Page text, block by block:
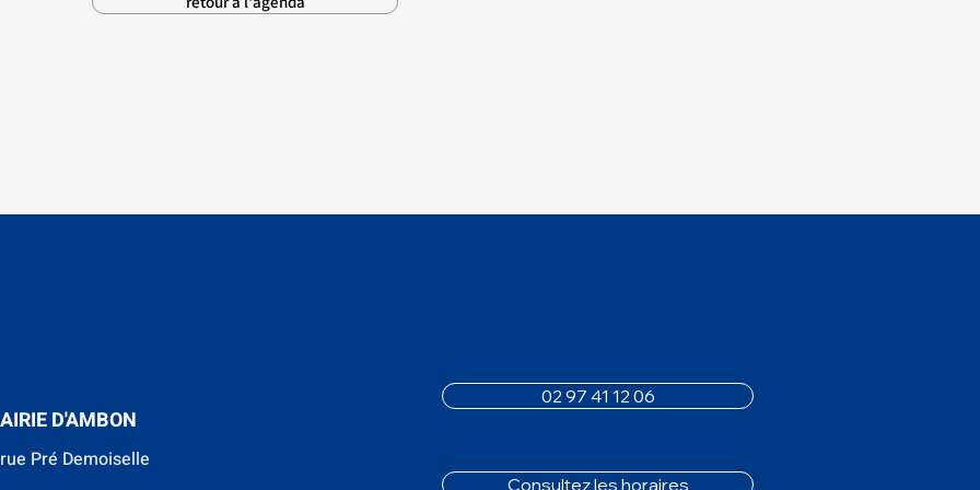
D'AMBON
Pré Demoiselle
02 97 41 12 06
Consultez les horaires